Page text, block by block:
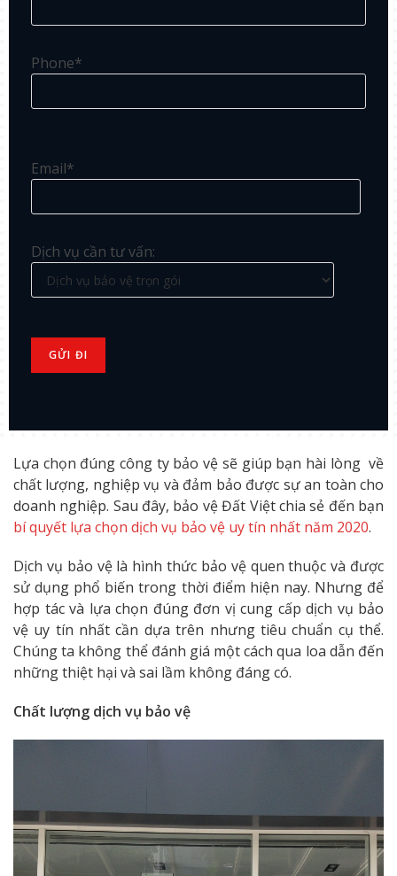
Phone*
Email*
Dịch vụ cần tư vấn:
Lựa chọn đúng công ty bảo vệ sẽ giúp bạn hài lòng về
chất lượng, nghiệp vụ và đảm bảo được sự an toàn cho
doanh nghiệp. Sau đây, bảo vệ Đất Việt chia sẻ đến bạn
bí quyết lựa chọn dịch vụ bảo vệ uy tín nhất năm 2020.
Dịch vụ bảo vệ là hình thức bảo vệ quen thuộc và được
sử dụng phổ biến trong thời điểm hiện nay. Nhưng để
hợp tác và lựa chọn đúng đơn vị cung cấp dịch vụ bảo
vệ uy tín nhất cần dựa trên nhưng tiêu chuẩn cụ thể.
Chúng ta không thể đánh giá một cách qua loa dẫn đến
những thiệt hại và sai lầm không đáng có.
Chất lượng dịch vụ bảo vệ